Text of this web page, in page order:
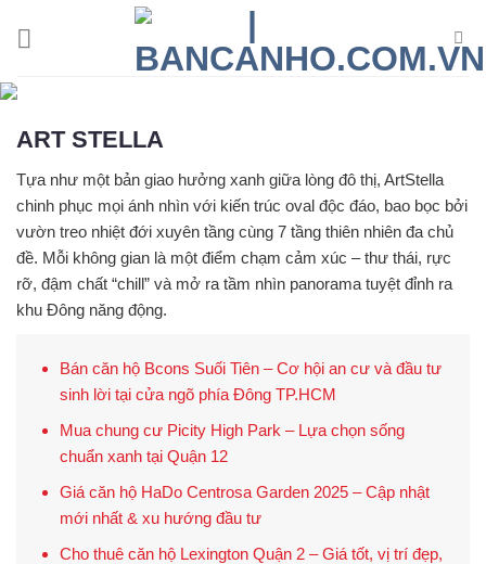
ART STELLA
Tựa như một bản giao hưởng xanh giữa lòng đô thị, ArtStella
chinh phục mọi ánh nhìn với kiến trúc oval độc đáo, bao bọc bởi
vườn treo nhiệt đới xuyên tầng cùng 7 tầng thiên nhiên đa chủ
đề. Mỗi không gian là một điểm chạm cảm xúc – thư thái, rực
rỡ, đậm chất “chill” và mở ra tầm nhìn panorama tuyệt đỉnh ra
khu Đông năng động.
Bán căn hộ Bcons Suối Tiên – Cơ hội an cư và đầu tư
sinh lời tại cửa ngõ phía Đông TP.HCM
Mua chung cư Picity High Park – Lựa chọn sống
chuẩn xanh tại Quận 12
Giá căn hộ HaDo Centrosa Garden 2025 – Cập nhật
mới nhất & xu hướng đầu tư
Cho thuê căn hộ Lexington Quận 2 – Giá tốt, vị trí đẹp,